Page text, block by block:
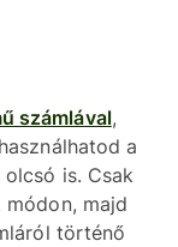
számlával,
a
is. Csak
majd
történő